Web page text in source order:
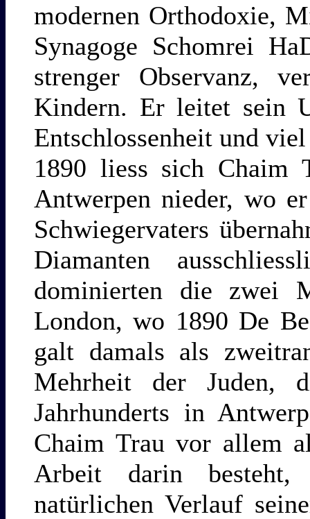
modernen Orthodoxie,
Synagoge Schomrei
strenger Observanz,
Kindern. Er leitet sein
Entschlossenheit und
1890 liess sich Chaim
Antwerpen nieder, wo
Schwiegervaters
Diamanten
dominierten die zwei
London, wo 1890 De
galt damals als
Mehrheit der Juden,
Jahrhunderts in
Chaim Trau vor allem
Arbeit darin
natürlichen Verlauf